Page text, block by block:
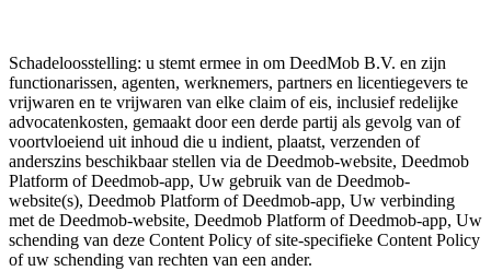
Schadeloosstelling: u stemt ermee in om DeedMob B.V. en zijn
functionarissen, agenten, werknemers, partners en licentiegevers te
vrijwaren en te vrijwaren van elke claim of eis, inclusief redelijke
advocatenkosten, gemaakt door een derde partij als gevolg van of
voortvloeiend uit inhoud die u indient, plaatst, verzenden of
anderszins beschikbaar stellen via de Deedmob-website, Deedmob
Platform of Deedmob-app, Uw gebruik van de Deedmob-
website(s), Deedmob Platform of Deedmob-app, Uw verbinding
met de Deedmob-website, Deedmob Platform of Deedmob-app, Uw
schending van deze Content Policy of site-specifieke Content Policy
of uw schending van rechten van een ander.